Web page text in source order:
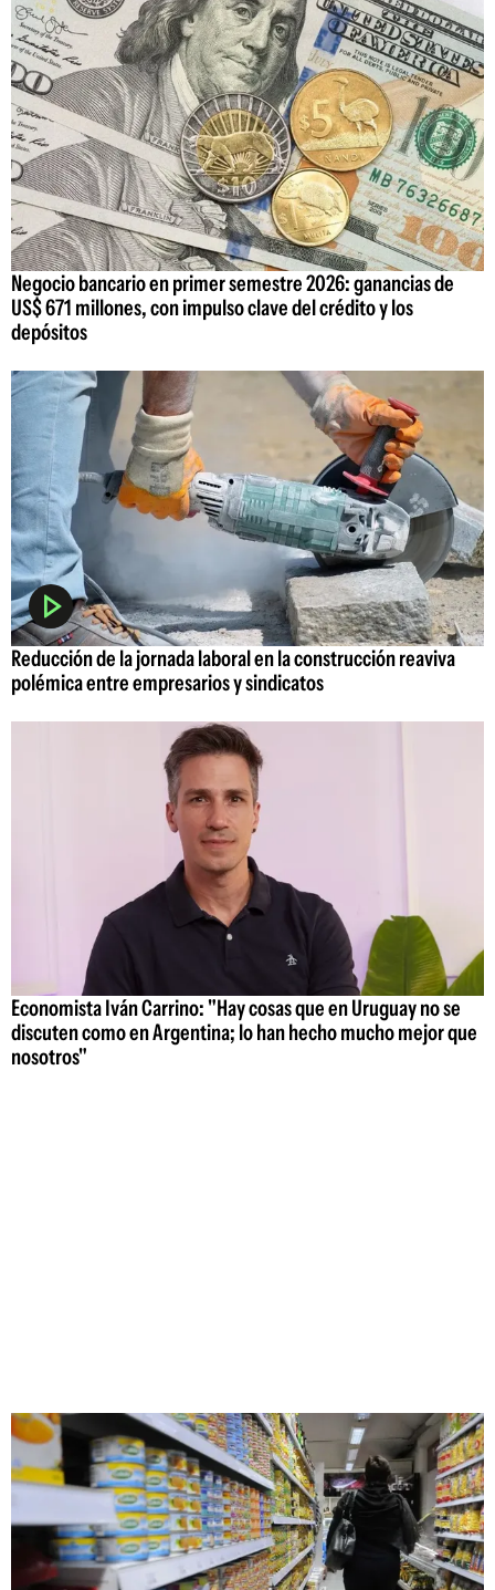
Negocio bancario en primer semestre 2026: ganancias de
US$ 671 millones, con impulso clave del crédito y los
depósitos
Reducción de la jornada laboral en la construcción reaviva
polémica entre empresarios y sindicatos
Economista Iván Carrino: "Hay cosas que en Uruguay no se
discuten como en Argentina; lo han hecho mucho mejor que
nosotros"